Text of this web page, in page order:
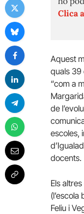
Clica
Aquest
quals 39
“com a
de
escoles,
docents.
Els
(l’escola
Feliu i